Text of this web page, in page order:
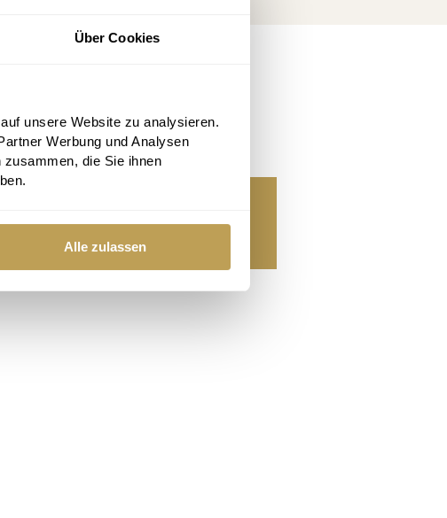
Über Cookies
unsere Website zu analysieren.
Werbung und Analysen
die Sie ihnen
Alle zulassen
Farben